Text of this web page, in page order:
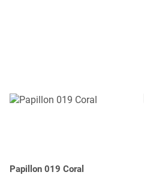
Papillon 019 Coral